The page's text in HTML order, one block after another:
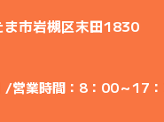
市岩槻区末田1830
/営業時間：8：00～17